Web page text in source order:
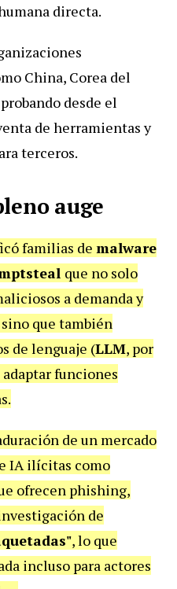
directa.
China, Corea del
desde el
de herramientas y
terceros.
auge
familias de malware
que no solo
a demanda y
que también
de lenguaje (LLM, por
funciones
de un mercado
IA ilícitas como
ofrecen phishing,
de
, lo que
incluso para actores